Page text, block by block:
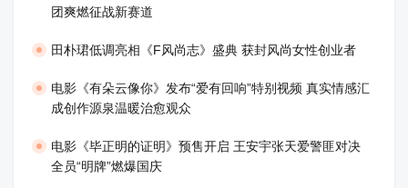
团爽燃征战新赛道
田朴珺低调亮相《F风尚志》盛典 获封风尚女性创业者
电影《有朵云像你》发布“爱有回响”特别视频 真实情感汇
成创作源泉温暖治愈观众
​电影《毕正明的证明》预售开启 王安宇张天爱警匪对决
全员“明牌”燃爆国庆